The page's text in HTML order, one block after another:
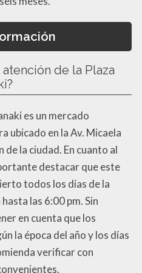
de la Plaza
es un mercado
ubicado en la Av. Micaela
la ciudad. En cuanto al
destacar que este
todos los días de la
las 6:00 pm. Sin
en cuenta que los
la época del año y los días
verificar con